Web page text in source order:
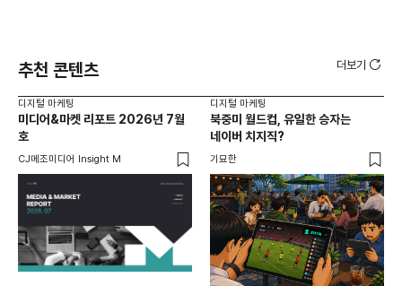
추천 콘텐츠 더보기
디지털 마케팅
미디어&마켓 리포트 2026년 7월
호
CJ메조미디어 Insight M
디지털 마케팅
북중미 월드컵, 유일한 승자는
네이버 치지직?
기묘한